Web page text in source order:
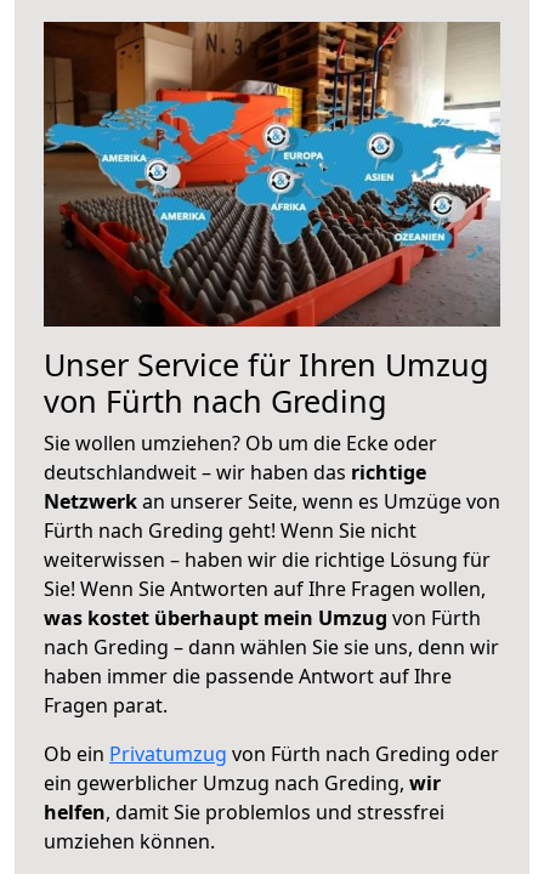
Unser Service für Ihren Umzug
von Fürth nach Greding
Sie wollen umziehen? Ob um die Ecke oder
deutschlandweit – wir haben das richtige
Netzwerkan unserer Seite, wenn es Umzüge von
Fürth nach Greding geht! Wenn Sie nicht
weiterwissen – haben wir die richtige Lösung für
Sie! Wenn Sie Antworten auf Ihre Fragen wollen,
was kostet überhaupt mein Umzug von Fürth
nach Greding – dann wählen Sie sie uns, denn wir
haben immer die passende Antwort auf Ihre
Fragen parat.
Ob ein Privatumzug von Fürth nach Greding oder
ein gewerblicher Umzug nach Greding, wir
helfen, damit Sie problemlos und stressfrei
umziehen können.